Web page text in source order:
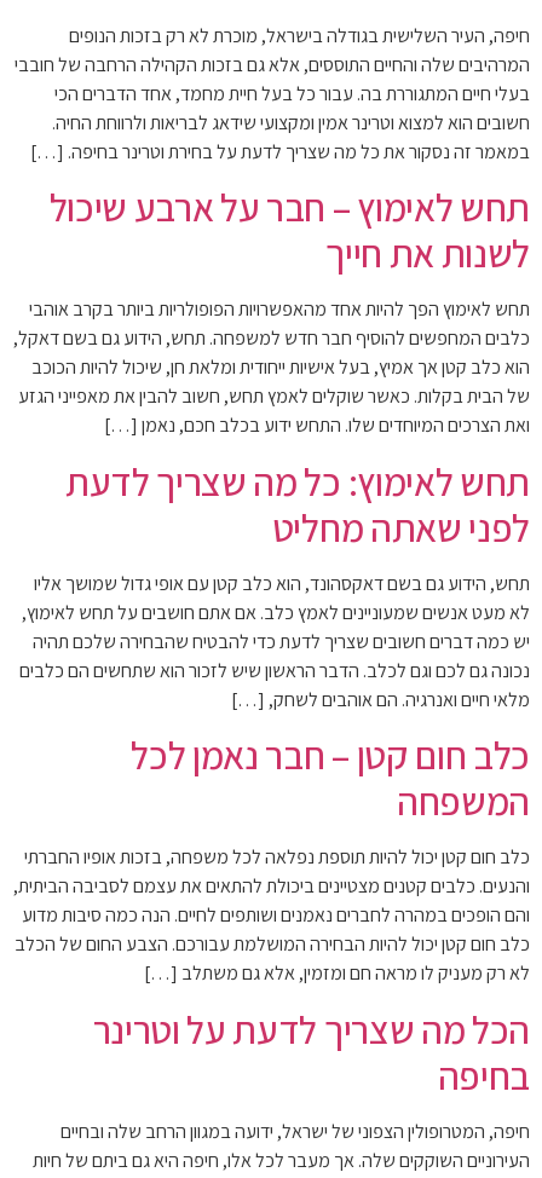
חיפה, העיר השלישית בגודלה בישראל, מוכרת לא רק בזכות הנופים
המרהיבים שלה והחיים התוססים, אלא גם בזכות הקהילה הרחבה של חובבי
בעלי חיים המתגוררת בה. עבור כל בעל חיית מחמד, אחד הדברים הכי
חשובים הוא למצוא וטרינר אמין ומקצועי שידאג לבריאות ולרווחת החיה.
במאמר זה נסקור את כל מה שצריך לדעת על בחירת וטרינר בחיפה. […]
תחש לאימוץ – חבר על ארבע שיכול
לשנות את חייך
תחש לאימוץ הפך להיות אחד מהאפשרויות הפופולריות ביותר בקרב אוהבי
כלבים המחפשים להוסיף חבר חדש למשפחה. תחש, הידוע גם בשם דאקל,
הוא כלב קטן אך אמיץ, בעל אישיות ייחודית ומלאת חן, שיכול להיות הכוכב
של הבית בקלות. כאשר שוקלים לאמץ תחש, חשוב להבין את מאפייני הגזע
ואת הצרכים המיוחדים שלו. התחש ידוע בכלב חכם, נאמן […]
תחש לאימוץ: כל מה שצריך לדעת
לפני שאתה מחליט
תחש, הידוע גם בשם דאקסהונד, הוא כלב קטן עם אופי גדול שמושך אליו
לא מעט אנשים שמעוניינים לאמץ כלב. אם אתם חושבים על תחש לאימוץ,
יש כמה דברים חשובים שצריך לדעת כדי להבטיח שהבחירה שלכם תהיה
נכונה גם לכם וגם לכלב. הדבר הראשון שיש לזכור הוא שתחשים הם כלבים
מלאי חיים ואנרגיה. הם אוהבים לשחק, […]
כלב חום קטן – חבר נאמן לכל
המשפחה
כלב חום קטן יכול להיות תוספת נפלאה לכל משפחה, בזכות אופיו החברתי
והנעים. כלבים קטנים מצטיינים ביכולת להתאים את עצמם לסביבה הביתית,
והם הופכים במהרה לחברים נאמנים ושותפים לחיים. הנה כמה סיבות מדוע
כלב חום קטן יכול להיות הבחירה המושלמת עבורכם. הצבע החום של הכלב
לא רק מעניק לו מראה חם ומזמין, אלא גם משתלב […]
הכל מה שצריך לדעת על וטרינר
בחיפה
חיפה, המטרופולין הצפוני של ישראל, ידועה במגוון הרחב שלה ובחיים
העירוניים השוקקים שלה. אך מעבר לכל אלו, חיפה היא גם ביתם של חיות